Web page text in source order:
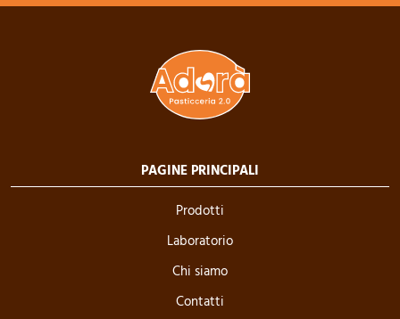
PAGINE PRINCIPALI
Prodotti
Laboratorio
Chi siamo
Contatti